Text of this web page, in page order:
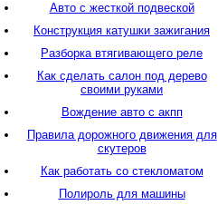
Авто с жесткой подвеской
Конструкция катушки зажигания
Разборка втягивающего реле
Как сделать салон под дерево
своими руками
Вождение авто с акпп
Правила дорожного движения для
скутеров
Как работать со стекломатом
Полироль для машины